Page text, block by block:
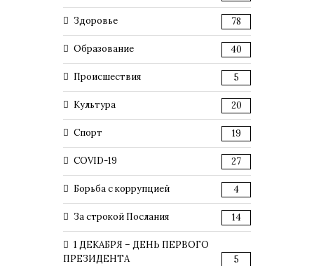
Здоровье 78
Образование 40
Происшествия 5
Культура 20
Спорт 19
COVID-19 27
Борьба с коррупцией 4
За строкой Послания 14
1 ДЕКАБРЯ – ДЕНЬ ПЕРВОГО
ПРЕЗИДЕНТА
5